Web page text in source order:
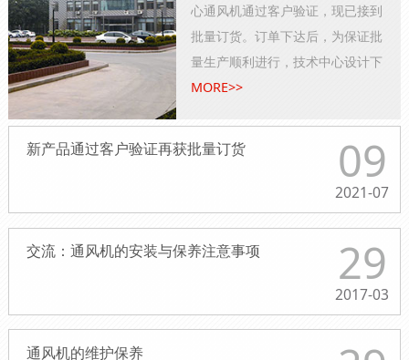
心通风机通过客户验证，现已接到
批量订货。订单下达后，为保证批
量生产顺利进行，技术中心设计下
发了叶片、叶轮盘、叶轮、蜗壳等
MORE>>
09
2021-07
新产品通过客户验证再获批量订货
29
2017-03
交流：通风机的安装与保养注意事项
通风机的维护保养